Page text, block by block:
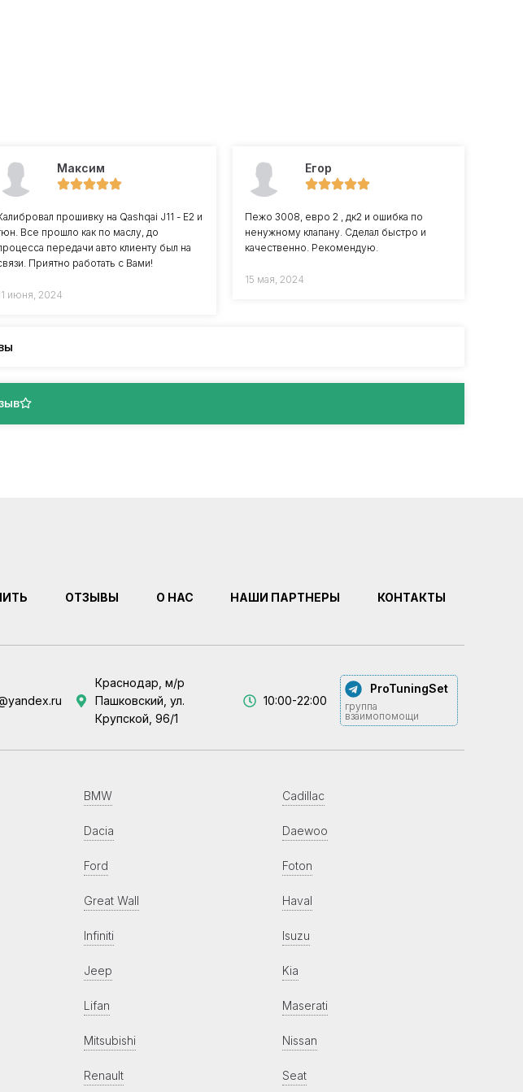
Максим
прошивку на Qashqai J11 - Е2 и
Все прошло как по маслу, до
передачи авто клиенту был на
Приятно работать с Вами!
июня, 2024
Егор
Пежо 3008, евро 2 , дк2 и ошибка по
ненужному клапану. Сделал быстро и
качественно. Рекомендую.
15 мая, 2024
ОТЗЫВЫ О НАС НАШИ ПАРТНЕРЫ КОНТАКТЫ
Краснодар, м/р
Пашковский, ул.
Крупской, 96/1
10:00-22:00
ProTuningSet
группа
взаимопомощи
BMW Cadillac
Dacia Daewoo
Ford Foton
Great Wall Haval
Infiniti Isuzu
Jeep Kia
Lifan Maserati
Mitsubishi Nissan
Renault Seat